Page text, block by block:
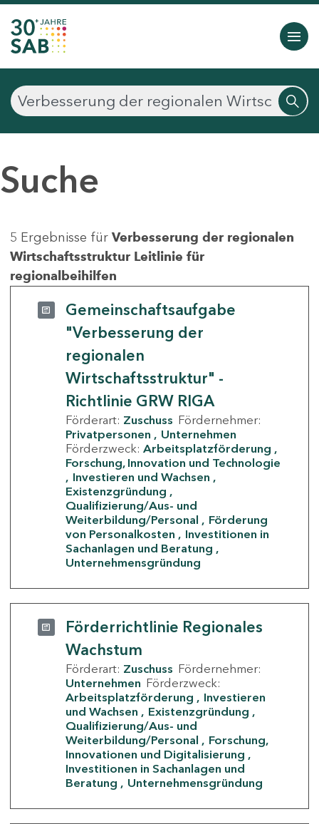
Suche
5 Ergebnisse für Verbesserung der regionalen
Wirtschaftsstruktur Leitlinie für
regionalbeihilfen
Gemeinschaftsaufgabe
"Verbesserung der
regionalen
Wirtschaftsstruktur" -
Richtlinie GRW RIGA
Förderart: Zuschuss Fördernehmer:
Privatpersonen
Unternehmen
Förderzweck: Arbeitsplatzförderung
Forschung, Innovation und Technologie
Investieren und Wachsen
Existenzgründung
Qualifizierung/Aus- und
Weiterbildung/Personal
Förderung
von Personalkosten
Investitionen in
Sachanlagen und Beratung
Unternehmensgründung
Förderrichtlinie Regionales
Wachstum
Förderart: Zuschuss Fördernehmer:
Unternehmen Förderzweck:
Arbeitsplatzförderung
Investieren
und Wachsen
Existenzgründung
Qualifizierung/Aus- und
Weiterbildung/Personal
Forschung,
Innovationen und Digitalisierung
Investitionen in Sachanlagen und
Beratung
Unternehmensgründung